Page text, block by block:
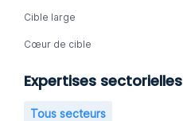
Cible large
Cœur de cible
Expertises sectorielles
Tous secteurs